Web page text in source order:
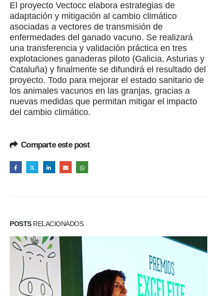
El proyecto Vectocc elabora estrategias de
adaptación y mitigación al cambio climático
asociadas a vectores de transmisión de
enfermedades del ganado vacuno. Se realizará
una transferencia y validación práctica en tres
explotaciones ganaderas piloto (Galicia, Asturias y
Cataluña) y finalmente se difundirá el resultado del
proyecto. Todo para mejorar el estado sanitario de
los animales vacunos en las granjas, gracias a
nuevas medidas que permitan mitigar el impacto
del cambio climático.
Comparte este post
POSTSRELACIONADOS